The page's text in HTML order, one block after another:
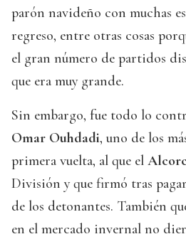
parón navideño con muchas
regreso, entre otras cosas
el gran número de partidos
que era muy grande.
Sin embargo, fue todo lo
Omar Ouhdadi, uno de los
primera vuelta, al que el
División y que firmó tras
de los detonantes. También
en el mercado invernal no